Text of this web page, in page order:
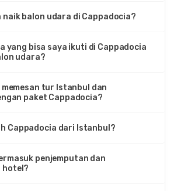
naik balon udara di Cappadocia?
yang bisa saya ikuti di Cappadocia
udara?
memesan tur Istanbul dan
paket Cappadocia?
Cappadocia dari Istanbul?
penjemputan dan
hotel?